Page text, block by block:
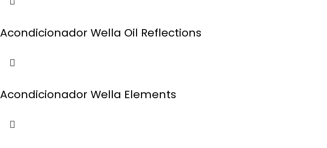
Acondicionador Wella Oil Reflections
Acondicionador Wella Elements